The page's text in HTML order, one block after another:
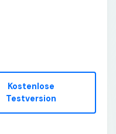
Kostenlose
Testversion